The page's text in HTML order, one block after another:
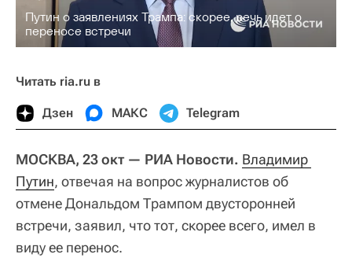
Путин о заявлениях Трампа: скорее, речь идет о
переносе встречи
Читать ria.ru в
Дзен МАКС Telegram
МОСКВА, 23 окт — РИА Новости. Владимир
Путин, отвечая на вопрос журналистов об
отмене Дональдом Трампом двусторонней
встречи, заявил, что тот, скорее всего, имел в
виду ее перенос.